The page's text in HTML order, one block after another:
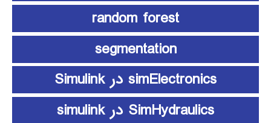
random forest
segmentation
simElectronics در Simulink
SimHydraulics در simulink